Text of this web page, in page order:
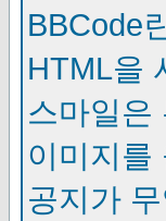
BBCode
HTML을
스마일은
이미지를
공지가